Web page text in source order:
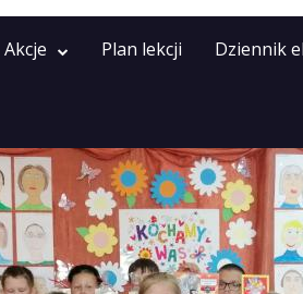
Akcje Plan lekcji Dziennik